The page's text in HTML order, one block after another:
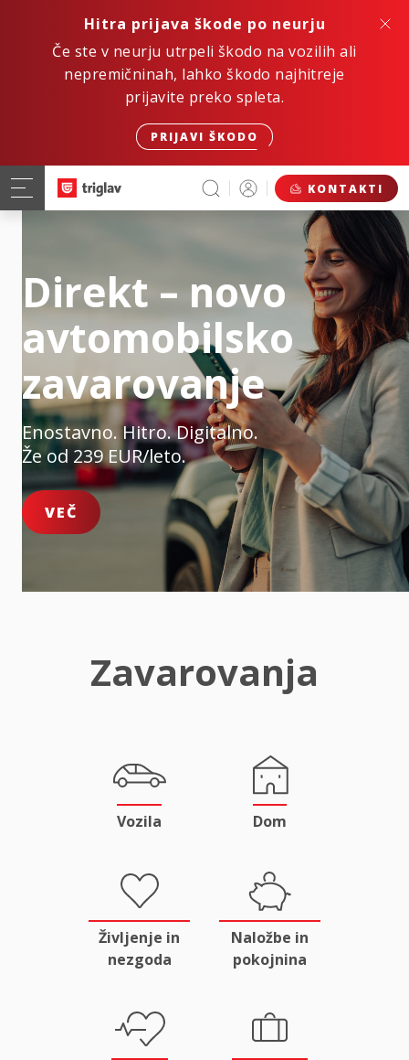
Hitra prijava škode po neurju
Če ste v neurju utrpeli škodo na vozilih ali
nepremičninah, lahko škodo najhitreje
prijavite preko spleta.
PRIJAVI ŠKODO
KONTAKTI
Direkt – novo
avtomobilsko
zavarovanje
Enostavno. Hitro. Digitalno.
Že od 239 EUR/leto.
VEČ
Zavarovanja
Vozila Dom
Življenje in
nezgoda
Naložbe in
pokojnina